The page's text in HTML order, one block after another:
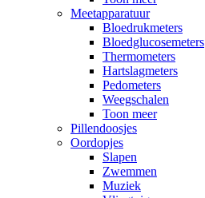
Meetapparatuur
Bloedrukmeters
Bloedglucosemeters
Thermometers
Hartslagmeters
Pedometers
Weegschalen
Toon meer
Pillendoosjes
Oordopjes
Slapen
Zwemmen
Muziek